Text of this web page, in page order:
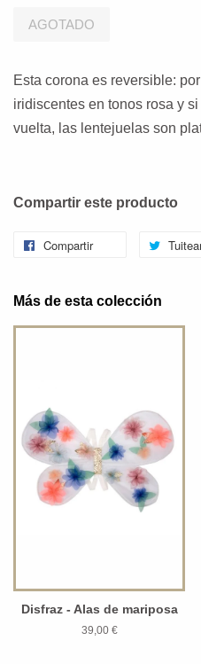
AGOTADO
Esta corona es reversible:
iridiscentes en tonos rosa y
vuelta, las lentejuelas son
Compartir este producto
Compartir
Más de esta colección
Disfraz - Alas de mariposa
39,00 €